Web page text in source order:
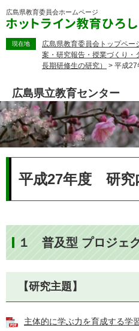
ー
す。
広島県教育委員会ホームページ
現在地 広島県教育委員会トップペー
案・研究報告・授業づくり・
長期研修生の研究）
> 平成
広島県立教育センター
平成27年度 研究
１ 普及型 プロジェ
【研究主題】
主体的に学ぶ力を育成する